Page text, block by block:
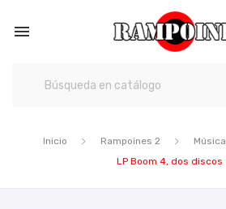

Inicio Rampoines 2 Música
LP Boom 4, dos discos